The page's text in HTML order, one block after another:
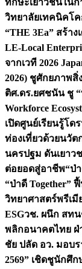
ทักษะเยาวชนในก
วิทยาลัยเทคนิคโ
“THE 3Ea” สร้า
LE-Local
จากเวที 2026
2026) ชูศักยภาพ
ติศ.ดร.ยศชนัน ชู
Workforce
เปิดศูนย์เรียนรู้โ
ท่องเที่ยวด้วยนวัต
นครปฐม ดันเยาว
ต่อยอดสู่อาชีพ“ป่
“ป่าดี Together”
วิทยาศาสตร์พรีเ
ESGวช. ผนึก สทน
พลิกอนาคตไทย ฝ่
ชัย ปลัด อว. มอบ
2569” เชิดชูนักศึ